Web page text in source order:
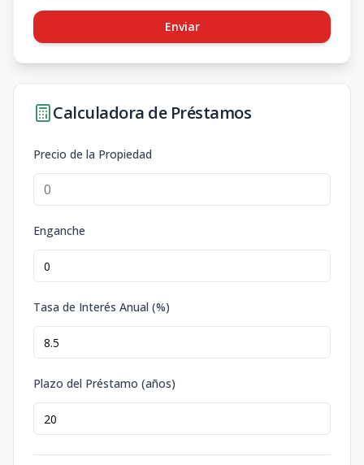
Enviar
Calculadora de Préstamos
Precio de la Propiedad
Enganche
Tasa de Interés Anual (%)
Plazo del Préstamo (años)